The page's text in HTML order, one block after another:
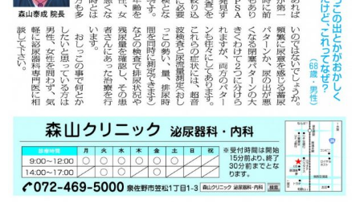
お知らせ